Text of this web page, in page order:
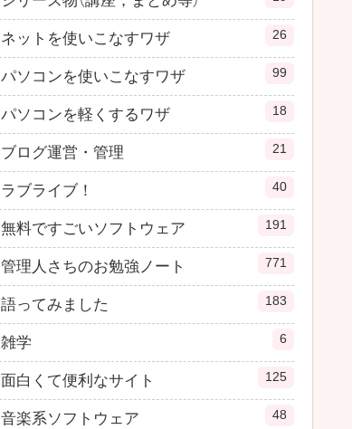
ネットを使いこなすワザ 26
パソコンを使いこなすワザ 99
パソコンを軽くするワザ 18
ブログ運営・管理 21
ラブライブ！ 40
無料ですごいソフトウェア 191
管理人さちのお勉強ノート 771
語ってみました 183
雑学 6
面白くて便利なサイト 125
音楽系ソフトウェア 48